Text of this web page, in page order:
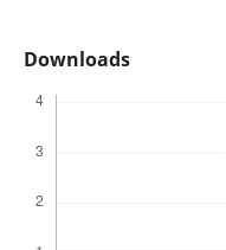
Downloads